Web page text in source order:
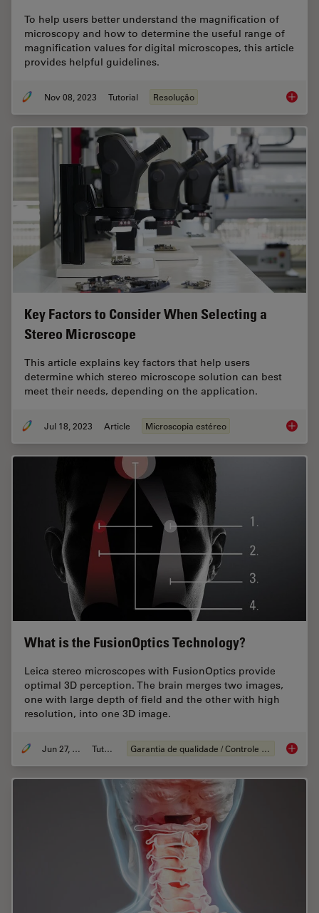
To help users better understand the magnification of
microscopy and how to determine the useful range of
magnification values for digital microscopes, this article
provides helpful guidelines.
Nov 08, 2023 Tutorial Resolução
Key Factors to Consider When Selecting a
Stereo Microscope
This article explains key factors that help users
determine which stereo microscope solution can best
meet their needs, depending on the application.
Jul 18, 2023 Article Microscopia estéreo Key
What is the FusionOptics Technology?
Leica stereo microscopes with FusionOptics provide
optimal 3D perception. The brain merges two images,
one with large depth of field and the other with high
resolution, into one 3D image.
Jun 27, 2023 Tutorial Garantia de qualidade / Controle de qualidade What is